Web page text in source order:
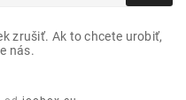
zrušiť. Ak to chcete urobiť,
nás.